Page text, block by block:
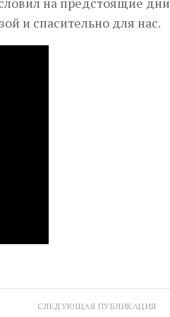
и спасительно для нас.
СЛЕДУЮЩАЯ ПУБЛИКАЦИЯ